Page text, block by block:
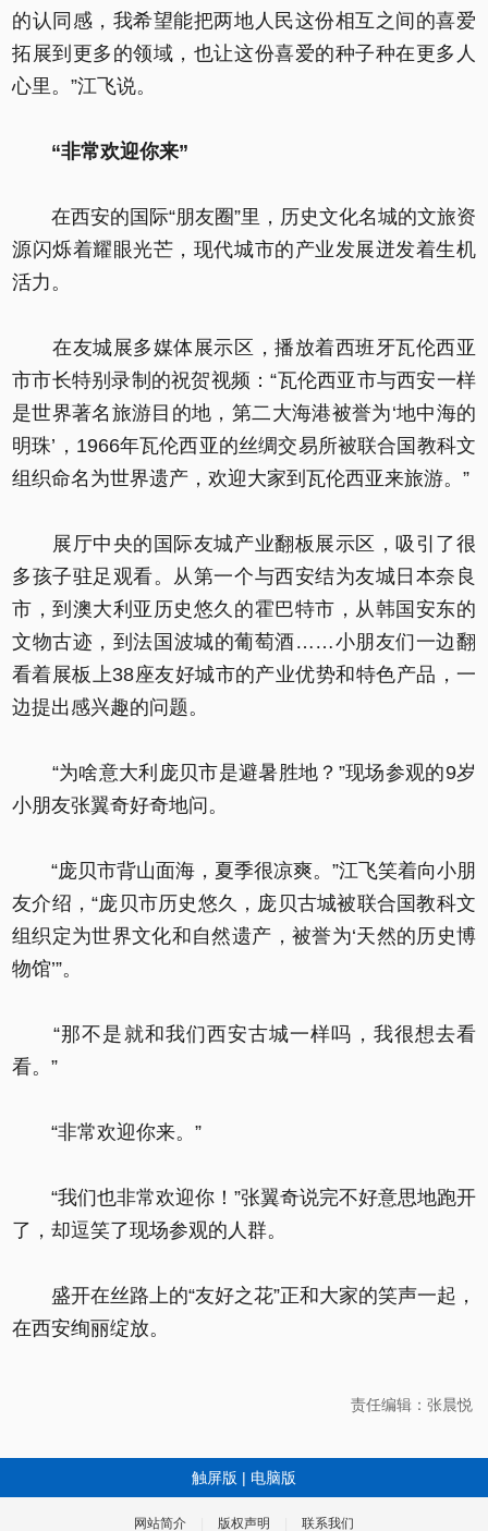
的认同感，我希望能把两地人民这份相互之间的喜爱
拓展到更多的领域，也让这份喜爱的种子种在更多人
心里。”江飞说。
“非常欢迎你来”
在西安的国际“朋友圈”里，历史文化名城的文旅资
源闪烁着耀眼光芒，现代城市的产业发展迸发着生机
活力。
在友城展多媒体展示区，播放着西班牙瓦伦西亚
市市长特别录制的祝贺视频：“瓦伦西亚市与西安一样
是世界著名旅游目的地，第二大海港被誉为‘地中海的
明珠’，1966年瓦伦西亚的丝绸交易所被联合国教科文
组织命名为世界遗产，欢迎大家到瓦伦西亚来旅游。”
展厅中央的国际友城产业翻板展示区，吸引了很
多孩子驻足观看。从第一个与西安结为友城日本奈良
市，到澳大利亚历史悠久的霍巴特市，从韩国安东的
文物古迹，到法国波城的葡萄酒……小朋友们一边翻
看着展板上38座友好城市的产业优势和特色产品，一
边提出感兴趣的问题。
“为啥意大利庞贝市是避暑胜地？”现场参观的9岁
小朋友张翼奇好奇地问。
“庞贝市背山面海，夏季很凉爽。”江飞笑着向小朋
友介绍，“庞贝市历史悠久，庞贝古城被联合国教科文
组织定为世界文化和自然遗产，被誉为‘天然的历史博
物馆’”。
“那不是就和我们西安古城一样吗，我很想去看
看。”
“非常欢迎你来。”
“我们也非常欢迎你！”张翼奇说完不好意思地跑开
了，却逗笑了现场参观的人群。
盛开在丝路上的“友好之花”正和大家的笑声一起，
在西安绚丽绽放。
责任编辑：张晨悦
触屏版 | 电脑版
网站简介 版权声明 联系我们